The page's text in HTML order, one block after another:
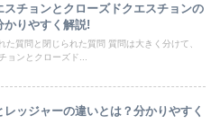
スチョンとクローズドクエスチョンの
かりやすく解説!
た質問と閉じられた質問 質問は大きく分けて、
ョンとクローズド...
レッジャーの違いとは？分かりやすく